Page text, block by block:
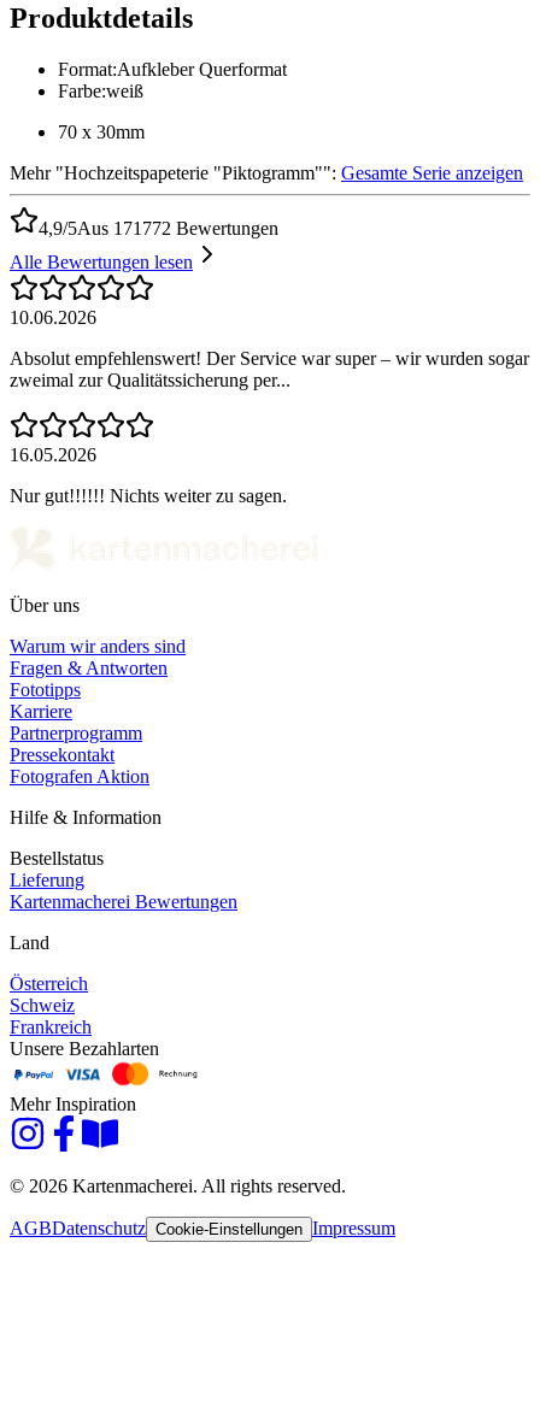
Produktdetails
Format:Aufkleber Querformat
Farbe:weiß
70 x 30mm
Mehr"Hochzeitspapeterie "Piktogramm"": Gesamte Serie anzeigen
4,9/5Aus 171772 Bewertungen
Alle Bewertungen lesen
10.06.2026
Absolut empfehlenswert! Der Service war super – wir wurden sogar
zweimal zur Qualitätssicherung per...
16.05.2026
Nur gut!!!!!! Nichts weiter zu sagen.
Über uns
Warum wir anders sind
Fragen & Antworten
Fototipps
Karriere
Partnerprogramm
Pressekontakt
Fotografen Aktion
Hilfe & Information
Bestellstatus
Lieferung
Kartenmacherei Bewertungen
Land
Österreich
Schweiz
Frankreich
Unsere Bezahlarten
Mehr Inspiration
© 2026 Kartenmacherei. All rights reserved.
AGBDatenschutz Cookie-Einstellungen Impressum